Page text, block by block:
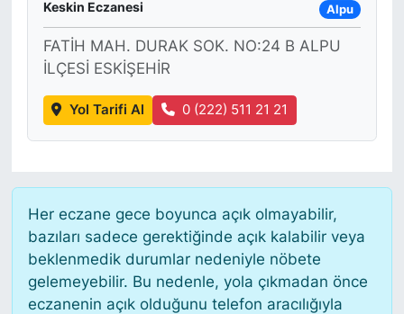
Keskin Eczanesi Alpu
FATİH MAH. DURAK SOK. NO:24 B ALPU
İLÇESİ ESKİŞEHİR
Yol Tarifi Al 0 (222) 511 21 21
Her eczane gece boyunca açık olmayabilir,
bazıları sadece gerektiğinde açık kalabilir veya
beklenmedik durumlar nedeniyle nöbete
gelemeyebilir. Bu nedenle, yola çıkmadan önce
eczanenin açık olduğunu telefon aracılığıyla